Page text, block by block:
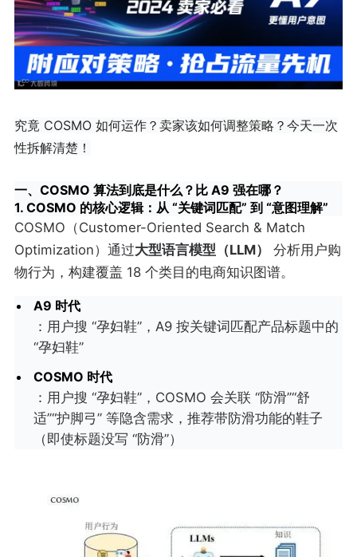
究竟 COSMO 如何运作？卖家该如何调整策略？今天一次
性拆解清楚！
一、COSMO 算法到底是什么？比 A9 强在哪？
1. COSMO 的核心逻辑：从 “关键词匹配” 到 “意图理解”
COSMO（Customer-Oriented Search & Match
Optimization）通过大型语言模型（LLM）
分析用户购
物行为，构建覆盖 18 个类目的电商知识图谱。
A9 时代
：用户搜 “孕妇鞋”，A9 按关键词匹配产品标题中的
“孕妇鞋”
COSMO 时代
：用户搜 “孕妇鞋”，COSMO 会关联 “防滑”“舒
适”“护脚弓” 等隐含需求，推荐带防滑功能的鞋子
（即使标题没写 “防滑”）